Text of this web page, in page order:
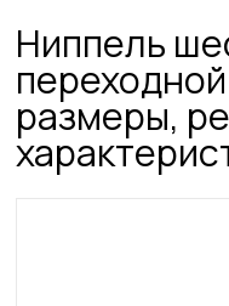
Ниппель
размеры,